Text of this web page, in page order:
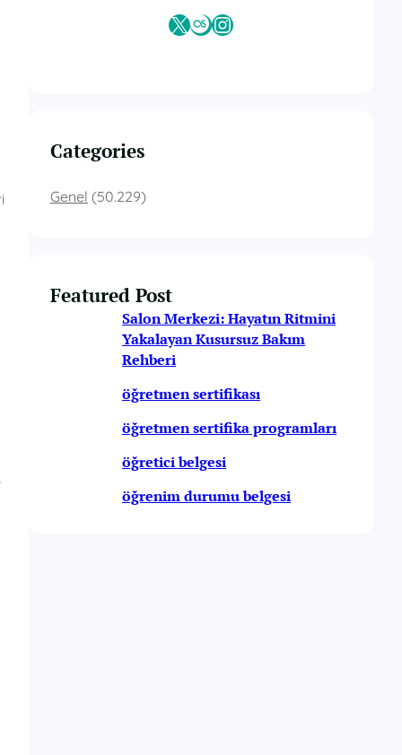
X Last.fmInstagram
Categories
Genel (50.229)
Featured Post
Salon Merkezi: Hayatın Ritmini
Yakalayan Kusursuz Bakım
Rehberi
öğretmen sertifikası
öğretmen sertifika programları
öğretici belgesi
öğrenim durumu belgesi